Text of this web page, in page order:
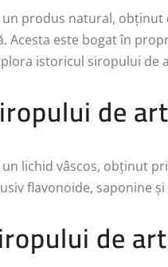
produs natural,
Acesta este bogat în
istoricul siropului de
de
lichid vâscos, obținut
flavonoide, saponine
de